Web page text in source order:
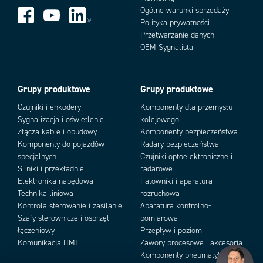
Stopień ochrony IP IP65
T1 (w latach) 20
±20 %
Add as new cart row
Ogólne warunki sprzedaży
Polityka prywatności
Przetwarzanie danych
OEM Sygnalista
Grupy produktowe
Czujniki i enkodery
Sygnalizacja i oświetlenie
Złącza kable i obudowy
Komponenty do pojazdów
specjalnych
Silniki i przekładnie
Elektronika napędowa
Technika liniowa
Kontrola sterowanie i zasilanie
Szafy sterownicze i osprzęt
łączeniowy
Komunikacja HMI
Grupy produktowe
Komponenty dla przemysłu
kolejowego
Komponenty bezpieczeństwa
Radary bezpieczeństwa
Czujniki optoelektroniczne i
radarowe
Falowniki i aparatura
rozruchowa
Aparatura kontrolno-
pomiarowa
Przepływ i poziom
Zawory procesowe i akcesoria
Komponenty pneumatyki i